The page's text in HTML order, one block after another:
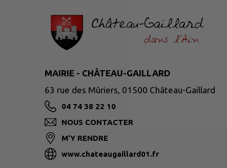
MAIRIE - CHÂTEAU-GAILLARD
63 rue des Mûriers, 01500 Château-Gaillard
04 74 38 22 10
NOUS CONTACTER
M'Y RENDRE
www.chateaugaillard01.fr